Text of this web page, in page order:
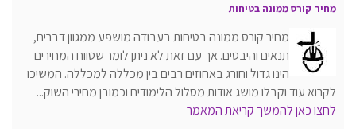
מחיר קורס ממונה בטיחות
מחיר קורס ממונה בטיחות בעבודה מושפע ממגוון דברים,
תנאים והיבטים. אך עם זאת לא ניתן לומר שטווח המחירים
הינו גדול וחורג באחוזים רבים בין מכללה למכללה. המשיכו
לקרוא עוד וקבלו מושג אודות מסלול הלימודים וכמובן מחירי השוק...
לחצו כאן להמשך קריאת המאמר